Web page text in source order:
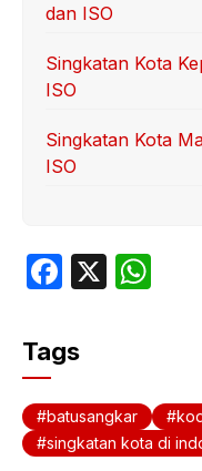
dan ISO
Singkatan Kota
ISO
Singkatan Kota
ISO
F
c
e
b
o
X
A
p
Tags
batusangkar
singkatan kota di